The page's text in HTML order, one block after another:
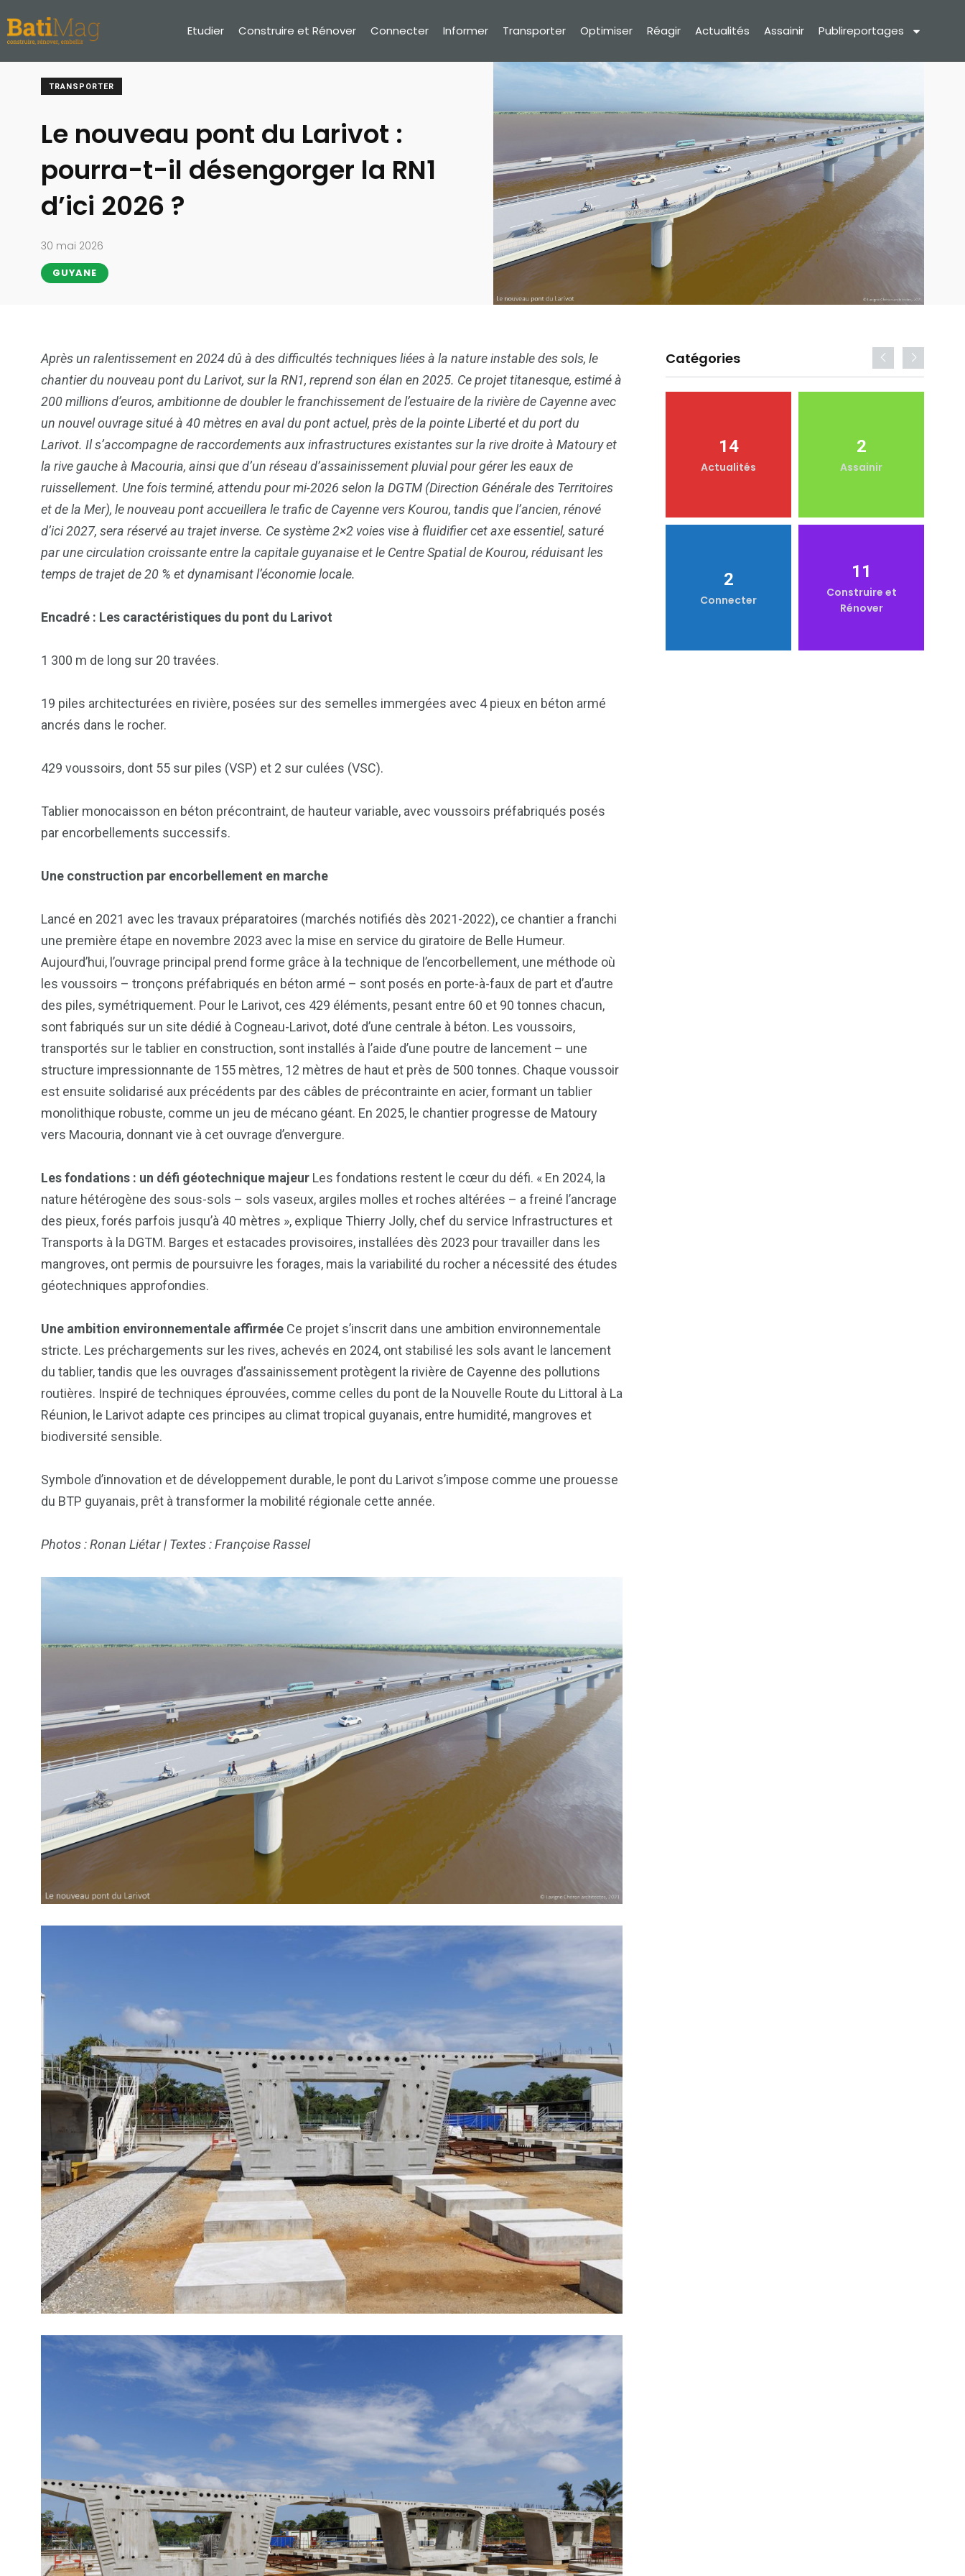
Etudier Construire et Rénover Connecter Informer Transporter Optimiser Réagir Actualités Assainir Publireportages
TRANSPORTER
Le nouveau pont du Larivot :
pourra-t-il désengorger la RN1
d’ici 2026 ?
30 mai 2026
GUYANE
Après un ralentissement en 2024 dû à des difficultés techniques liées à la nature instable des sols, le
chantier du nouveau pont du Larivot, sur la RN1, reprend son élan en 2025. Ce projet titanesque, estimé à
200 millions d’euros, ambitionne de doubler le franchissement de l’estuaire de la rivière de Cayenne avec
un nouvel ouvrage situé à 40 mètres en aval du pont actuel, près de la pointe Liberté et du port du
Larivot. Il s’accompagne de raccordements aux infrastructures existantes sur la rive droite à Matoury et
la rive gauche à Macouria, ainsi que d’un réseau d’assainissement pluvial pour gérer les eaux de
ruissellement. Une fois terminé, attendu pour mi-2026 selon la DGTM (Direction Générale des Territoires
et de la Mer), le nouveau pont accueillera le trafic de Cayenne vers Kourou, tandis que l’ancien, rénové
d’ici 2027, sera réservé au trajet inverse. Ce système 2×2 voies vise à fluidifier cet axe essentiel, saturé
par une circulation croissante entre la capitale guyanaise et le Centre Spatial de Kourou, réduisant les
temps de trajet de 20 % et dynamisant l’économie locale.
Encadré : Les caractéristiques du pont du Larivot
1 300 m de long sur 20 travées.
19 piles architecturées en rivière, posées sur des semelles immergées avec 4 pieux en béton armé
ancrés dans le rocher.
429 voussoirs, dont 55 sur piles (VSP) et 2 sur culées (VSC).
Tablier monocaisson en béton précontraint, de hauteur variable, avec voussoirs préfabriqués posés
par encorbellements successifs.
Une construction par encorbellement en marche
Lancé en 2021 avec les travaux préparatoires (marchés notifiés dès 2021-2022), ce chantier a franchi
une première étape en novembre 2023 avec la mise en service du giratoire de Belle Humeur.
Aujourd’hui, l’ouvrage principal prend forme grâce à la technique de l’encorbellement, une méthode où
les voussoirs – tronçons préfabriqués en béton armé – sont posés en porte-à-faux de part et d’autre
des piles, symétriquement. Pour le Larivot, ces 429 éléments, pesant entre 60 et 90 tonnes chacun,
sont fabriqués sur un site dédié à Cogneau-Larivot, doté d’une centrale à béton. Les voussoirs,
transportés sur le tablier en construction, sont installés à l’aide d’une poutre de lancement – une
structure impressionnante de 155 mètres, 12 mètres de haut et près de 500 tonnes. Chaque voussoir
est ensuite solidarisé aux précédents par des câbles de précontrainte en acier, formant un tablier
monolithique robuste, comme un jeu de mécano géant. En 2025, le chantier progresse de Matoury
vers Macouria, donnant vie à cet ouvrage d’envergure.
Les fondations : un défi géotechnique majeur Les fondations restent le cœur du défi. « En 2024, la
nature hétérogène des sous-sols – sols vaseux, argiles molles et roches altérées – a freiné l’ancrage
des pieux, forés parfois jusqu’à 40 mètres », explique Thierry Jolly, chef du service Infrastructures et
Transports à la DGTM. Barges et estacades provisoires, installées dès 2023 pour travailler dans les
mangroves, ont permis de poursuivre les forages, mais la variabilité du rocher a nécessité des études
géotechniques approfondies.
Une ambition environnementale affirmée Ce projet s’inscrit dans une ambition environnementale
stricte. Les préchargements sur les rives, achevés en 2024, ont stabilisé les sols avant le lancement
du tablier, tandis que les ouvrages d’assainissement protègent la rivière de Cayenne des pollutions
routières. Inspiré de techniques éprouvées, comme celles du pont de la Nouvelle Route du Littoral à La
Réunion, le Larivot adapte ces principes au climat tropical guyanais, entre humidité, mangroves et
biodiversité sensible.
Symbole d’innovation et de développement durable, le pont du Larivot s’impose comme une prouesse
du BTP guyanais, prêt à transformer la mobilité régionale cette année.
Photos : Ronan Liétar | Textes : Françoise Rassel
Catégories
2
Etudier
5
Informer
1 4
20
Publireportages
0
Réagir
14
Actualités
2
Assainir
2
Connecter
11
Construire et
Rénover